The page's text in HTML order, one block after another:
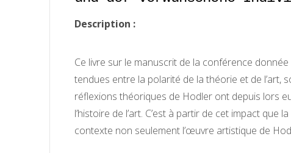
Description :
Ce livre sur le manuscrit de la conférence
tendues entre la polarité de la théorie et de l’art,
réflexions théoriques de Hodler ont depuis lors
l’histoire de l’art. C’est à partir de cet impact
contexte non seulement l’œuvre artistique de